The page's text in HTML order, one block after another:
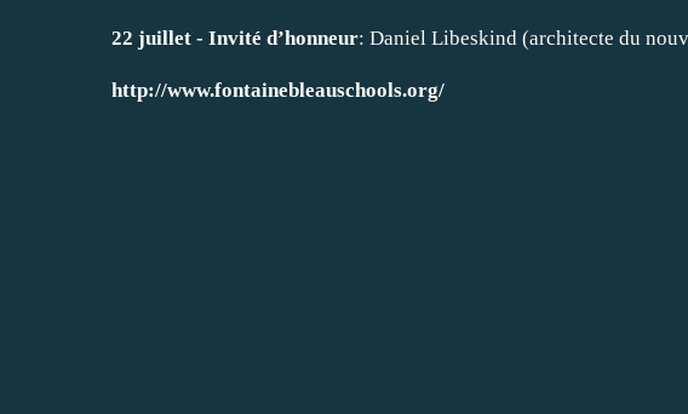
22 juillet - Invité d’honneur: Daniel Libeskind (architecte du
http://www.fontainebleauschools.org/​